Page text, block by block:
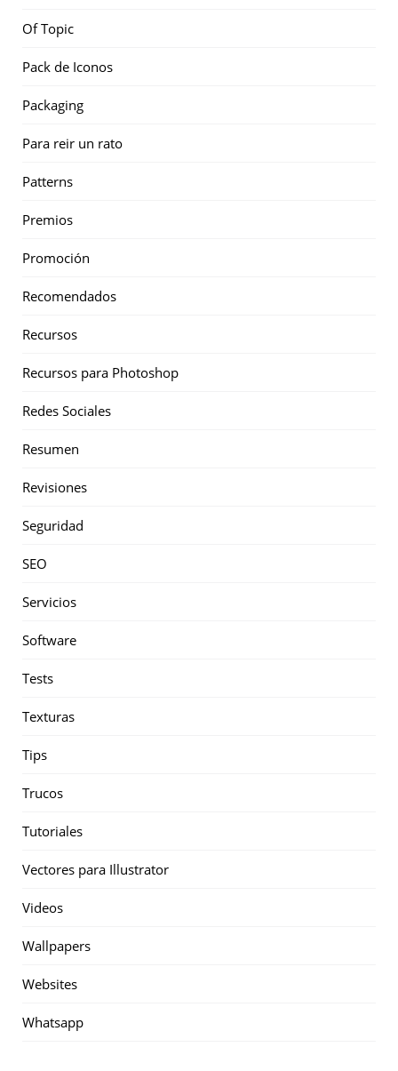
Of Topic
Pack de Iconos
Packaging
Para reir un rato
Patterns
Premios
Promoción
Recomendados
Recursos
Recursos para Photoshop
Redes Sociales
Resumen
Revisiones
Seguridad
SEO
Servicios
Software
Tests
Texturas
Tips
Trucos
Tutoriales
Vectores para Illustrator
Videos
Wallpapers
Websites
Whatsapp